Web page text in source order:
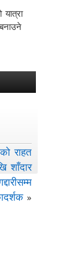
राहत
शाँदार
»